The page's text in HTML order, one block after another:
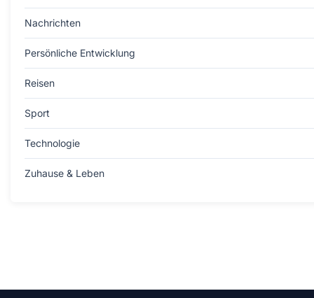
Nachrichten
Persönliche Entwicklung
Reisen
Sport
Technologie
Zuhause & Leben